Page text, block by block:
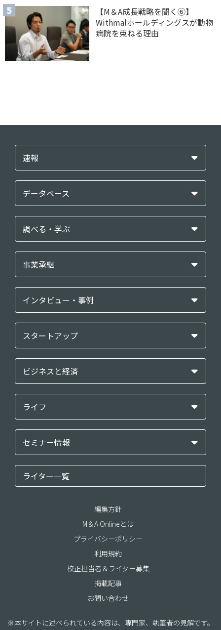
【M＆A 成長戦略を聞く⑥】
Withmalホールディングスが動物
病院を束ねる理由
速報
データベース
調べる・学ぶ
事業承継
インタビュー・事例
スタートアップ
ビジネスと経済
ライフ
セミナー情報
ライター一覧
編集方針
M＆A Onlineとは
プライバシーポリシー
利用規約
校正担当者＆ライター募集
掲載記事
お問い合わせ
※本サイトに述べられている内容は、専門家、執筆者の見解です。